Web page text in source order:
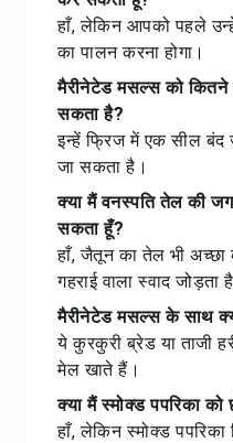
हाँ, लेकिन आपको पहले
का पालन करना होगा।
मैरीनेटेड मसल्स को कितने
सकता है?
इन्हें फ्रिज में एक सील बंद
जा सकता है।
क्या मैं वनस्पति तेल की
सकता हूँ?
हाँ, जैतून का तेल भी
गहराई वाला स्वाद जोड़ता
मैरीनेटेड मसल्स के साथ
ये कुरकुरी ब्रेड या ताजी
मेल खाते हैं।
क्या मैं स्मोक्ड पपरिका
हाँ, लेकिन स्मोक्ड